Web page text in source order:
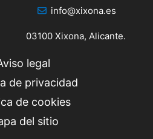
info@xixona.es
03100 Xixona, Alicante.
legal
de privacidad
de cookies
del sitio